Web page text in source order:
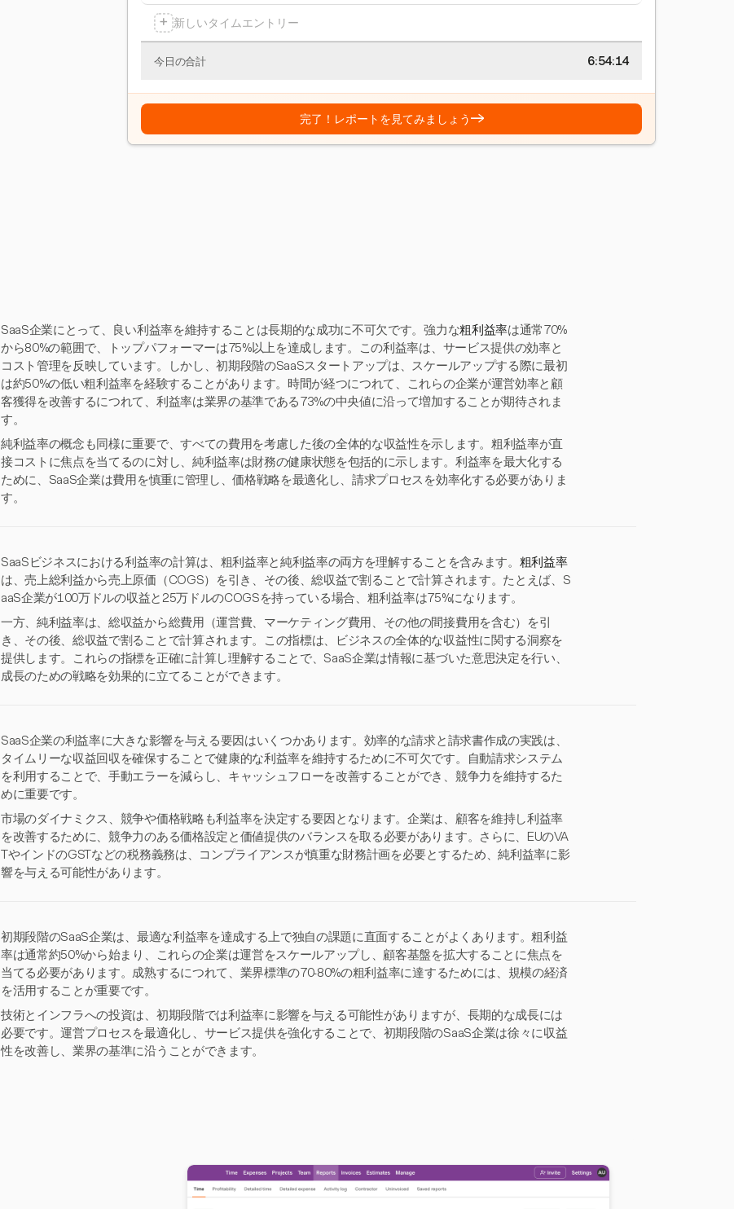
+ 新しいタイムエントリー
今日の合計 6:54:15
完了！レポートを見てみましょう→
SaaS企業にとって、良い利益率を維持することは長期的な成功に不可欠です。強力な粗利益率は通常70%
から80%の範囲で、トップパフォーマーは75%以上を達成します。この利益率は、サービス提供の効率と
コスト管理を反映しています。しかし、初期段階のSaaSスタートアップは、スケールアップする際に最初
は約50%の低い粗利益率を経験することがあります。時間が経つにつれて、これらの企業が運営効率と顧
客獲得を改善するにつれて、利益率は業界の基準である73%の中央値に沿って増加することが期待されま
す。
純利益率の概念も同様に重要で、すべての費用を考慮した後の全体的な収益性を示します。粗利益率が直
接コストに焦点を当てるのに対し、純利益率は財務の健康状態を包括的に示します。利益率を最大化する
ために、SaaS企業は費用を慎重に管理し、価格戦略を最適化し、請求プロセスを効率化する必要がありま
す。
SaaSビジネスにおける利益率の計算は、粗利益率と純利益率の両方を理解することを含みます。 粗利益率
は、売上総利益から売上原価（COGS）を引き、その後、総収益で割ることで計算されます。たとえば、S
aaS企業が100万ドルの収益と25万ドルのCOGSを持っている場合、粗利益率は75%になります。
一方、純利益率は、総収益から総費用（運営費、マーケティング費用、その他の間接費用を含む）を引
き、その後、総収益で割ることで計算されます。この指標は、ビジネスの全体的な収益性に関する洞察を
提供します。これらの指標を正確に計算し理解することで、SaaS企業は情報に基づいた意思決定を行い、
成長のための戦略を効果的に立てることができます。
SaaS企業の利益率に大きな影響を与える要因はいくつかあります。効率的な請求と請求書作成の実践は、
タイムリーな収益回収を確保することで健康的な利益率を維持するために不可欠です。自動請求システム
を利用することで、手動エラーを減らし、キャッシュフローを改善することができ、競争力を維持するた
めに重要です。
市場のダイナミクス、競争や価格戦略も利益率を決定する要因となります。企業は、顧客を維持し利益率
を改善するために、競争力のある価格設定と価値提供のバランスを取る必要があります。さらに、EUのVA
TやインドのGSTなどの税務義務は、コンプライアンスが慎重な財務計画を必要とするため、純利益率に影
響を与える可能性があります。
初期段階のSaaS企業は、最適な利益率を達成する上で独自の課題に直面することがよくあります。粗利益
率は通常約50%から始まり、これらの企業は運営をスケールアップし、顧客基盤を拡大することに焦点を
当てる必要があります。成熟するにつれて、業界標準の70-80%の粗利益率に達するためには、規模の経済
を活用することが重要です。
技術とインフラへの投資は、初期段階では利益率に影響を与える可能性がありますが、長期的な成長には
必要です。運営プロセスを最適化し、サービス提供を強化することで、初期段階のSaaS企業は徐々に収益
性を改善し、業界の基準に沿うことができます。